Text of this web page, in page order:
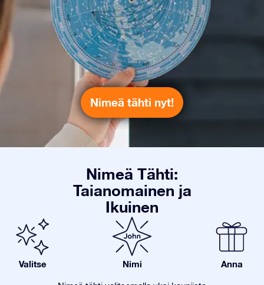
Nimeä tähti nyt!
Nimeä Tähti:
Taianomainen ja
Ikuinen
Valitse Nimi Anna